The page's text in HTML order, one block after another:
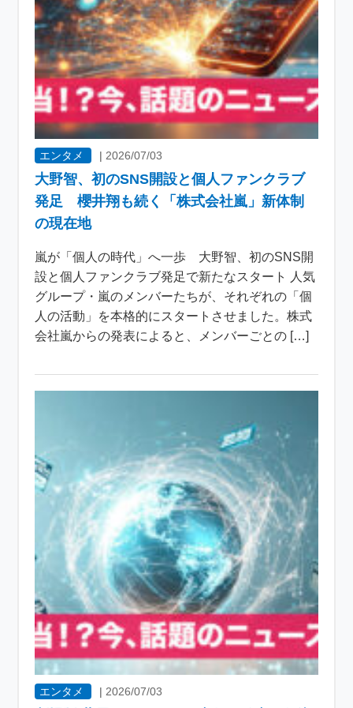
エンタメ |2026/07/03
大野智、初のSNS開設と個人ファンクラブ
発足 櫻井翔も続く「株式会社嵐」新体制
の現在地
嵐が「個人の時代」へ一歩 大野智、初のSNS開
設と個人ファンクラブ発足で新たなスタート 人気
グループ・嵐のメンバーたちが、それぞれの「個
人の活動」を本格的にスタートさせました。株式
会社嵐からの発表によると、メンバーごとの […]
エンタメ | 2026/07/03